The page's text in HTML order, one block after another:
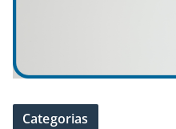
Categorias